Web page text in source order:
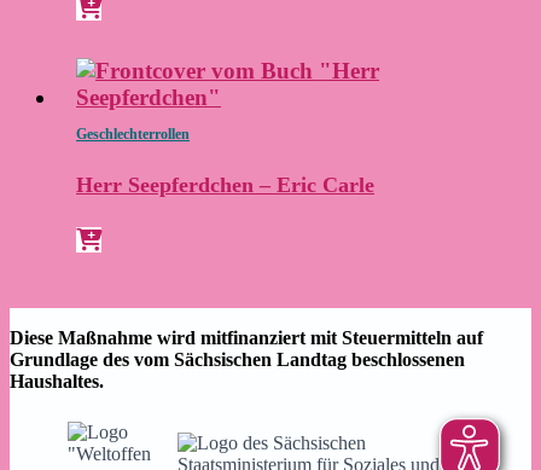
Geschlechterrollen
Herr Seepferdchen – Eric Carle
Diese Maßnahme wird mitfinanziert mit Steuermitteln auf
Grundlage des vom Sächsischen Landtag beschlossenen
Haushaltes.